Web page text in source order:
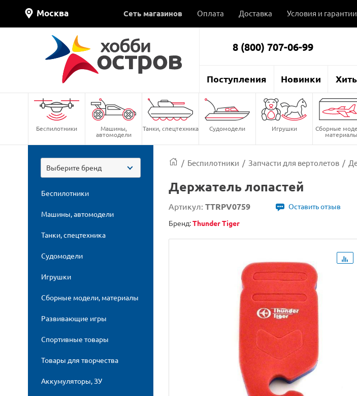
Москва Сеть магазинов Оплата Доставка Условия и гарантии
8 (800) 707-06-99
Поступления Новинки
Беспилотники Машины,
автомодели
Танки, спецтехника Судомодели Игрушки Сборные
материалы
Выберите бренд
Беспилотники
Машины, автомодели
Танки, спецтехника
Судомодели
Игрушки
Сборные модели, материалы
Развивающие игры
Спортивные товары
Товары для творчества
Аккумуляторы, ЗУ
/ Беспилотники / Запчасти для вертолетов /
Держатель лопастей
Артикул: TTRPV0759
Оставить отзыв
Бренд:Thunder Tiger